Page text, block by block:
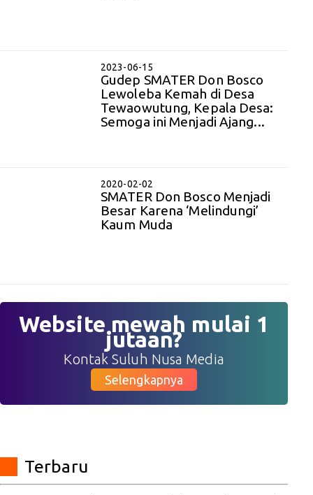
2023-06-15
Gudep SMATER Don Bosco
Lewoleba Kemah di Desa
Tewaowutung, Kepala Desa:
Semoga ini Menjadi Ajang...
2020-02-02
SMATER Don Bosco Menjadi
Besar Karena ‘Melindungi’
Kaum Muda
Website mewah mulai 1
jutaan?
Kontak Suluh Nusa Media
Selengkapnya
Terbaru